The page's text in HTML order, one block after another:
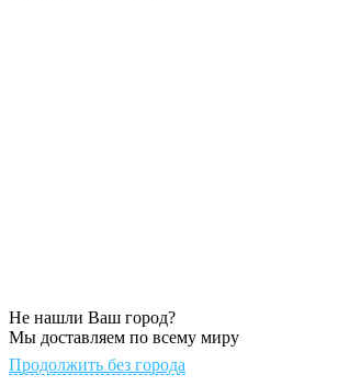
Не нашли Ваш город?
Мы доставляем по всему миру
Продолжить без города